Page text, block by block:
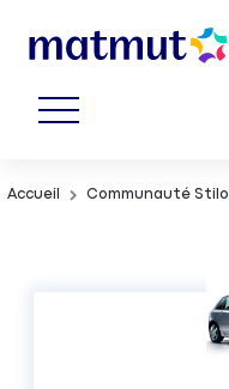
Accueil Communauté Stilo